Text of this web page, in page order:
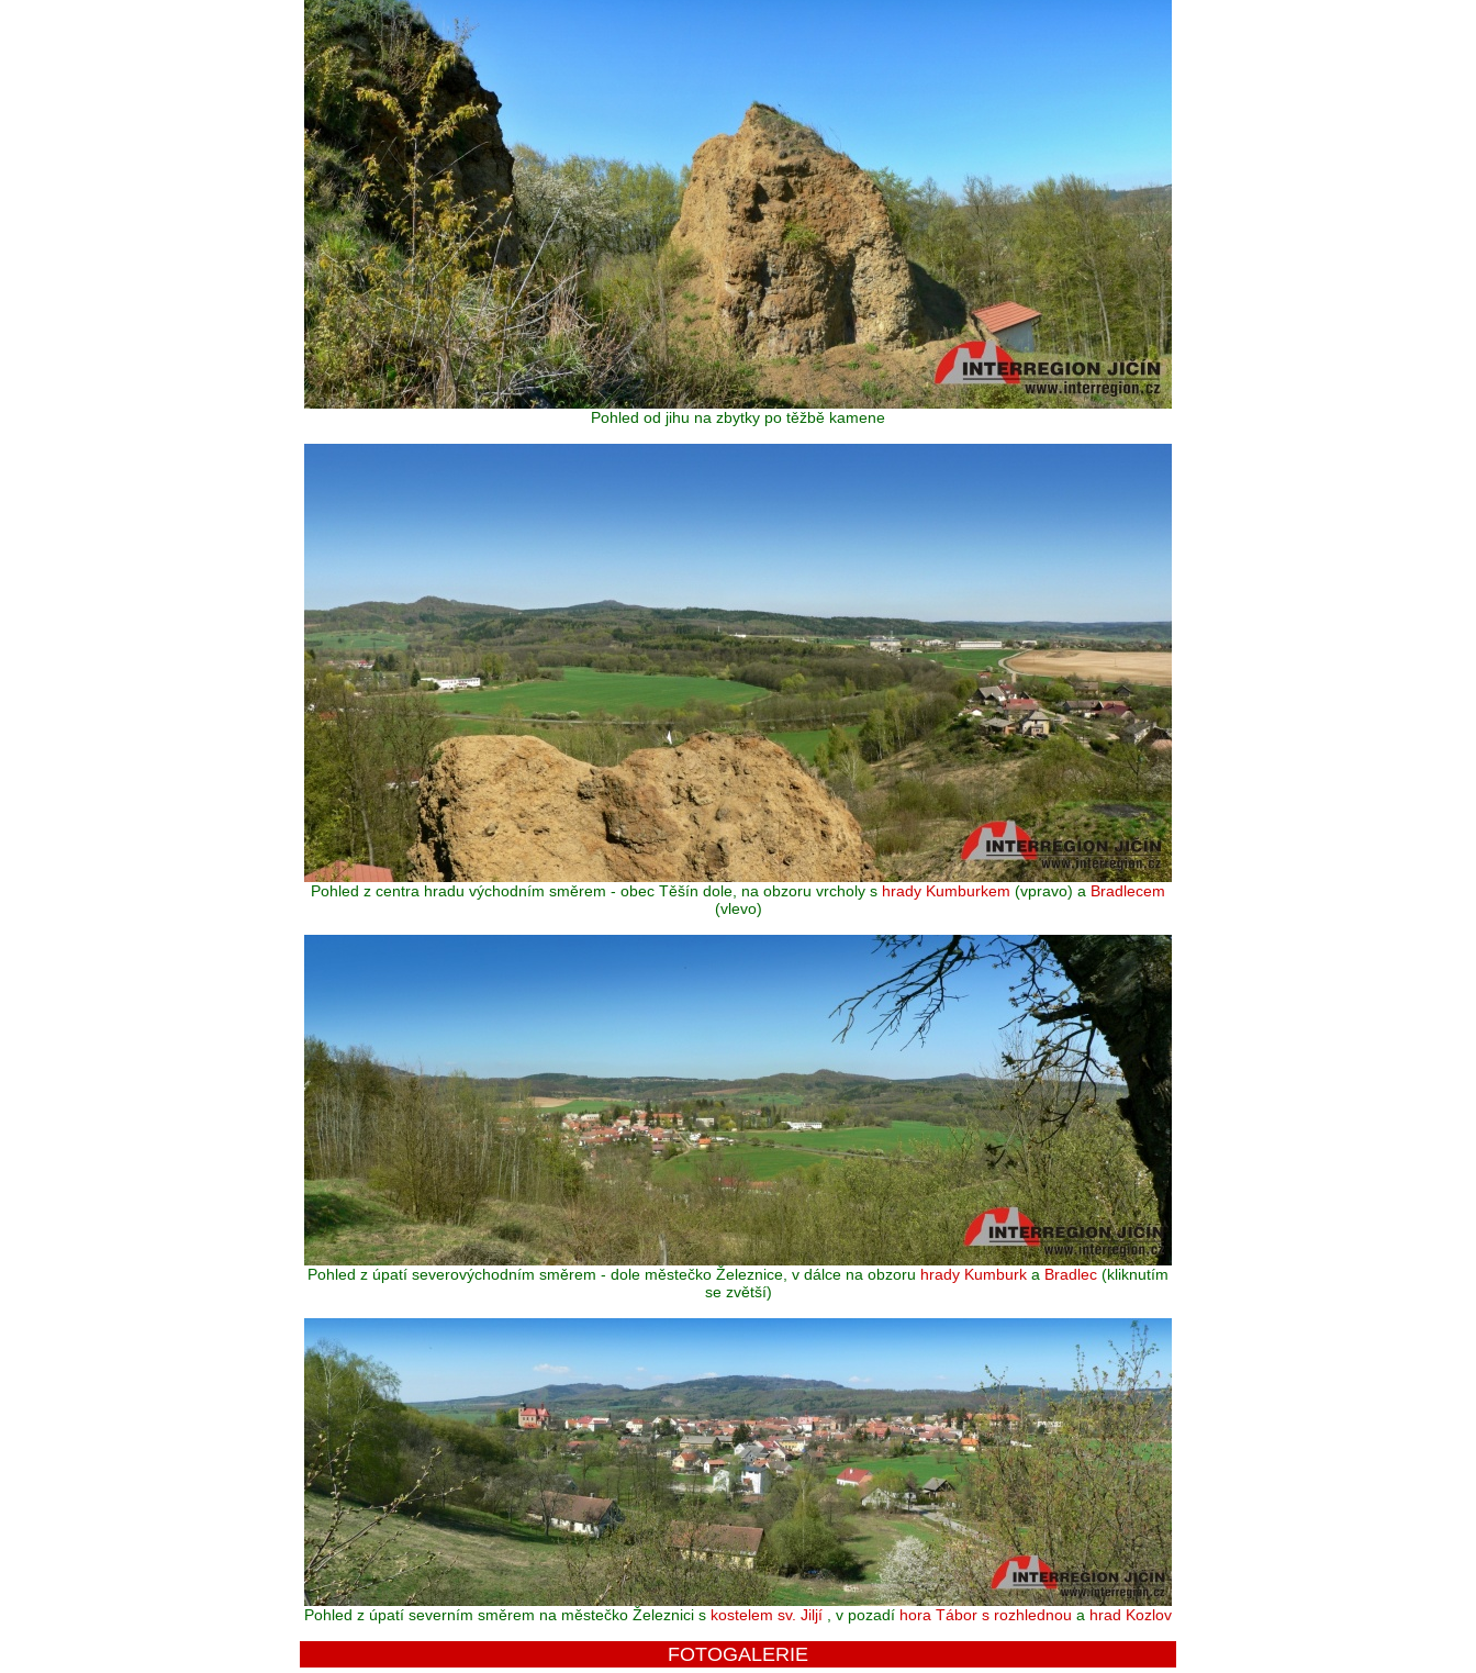
Pohled od jihu na zbytky po těžbě kamene
Pohled z centra hradu východním směrem - obec Těšín dole, na obzoru vrcholy s hrady Kumburkem (vpravo) a Bradlecem
(vlevo)
Pohled z úpatí severovýchodním směrem - dole městečko Železnice, v dálce na obzoru hrady Kumburk a Bradlec (kliknutím
se zvětší)
Pohled z úpatí severním směrem na městečko Železnici s kostelem sv. Jiljí , v pozadí hora Tábor s rozhlednou a hrad Kozlov
FOTOGALERIE